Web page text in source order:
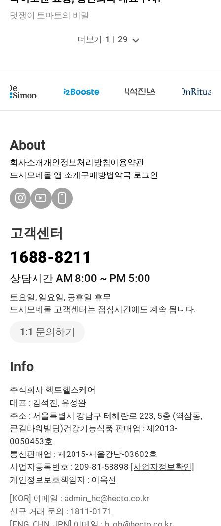
멋쟁이 토마토의 비밀
더보기 1 | 29
About
회사소개개인정보처리방침이용약관
드시모네몰 앱 소개 구매방법약국 로그인
고객센터
1688-8211
상담시간 AM 8:00 ~ PM 5:00
토요일, 일요일, 공휴일 휴무
드시모네몰 고객센터는 점심시간에도 계속 됩니다.
1:1 문의하기
Info
주식회사 헥토헬스케어
대표 : 김석진, 유성완
주소 : 서울특별시 강남구 테헤란로 223, 5층 (역삼동,
큰길타워빌딩)건강기능식품 판매업 : 제2013-
0050453호
통신판매업 : 제2015-서울강남-03602호
사업자등록번호 : 209-81-58898 [사업자정보확인]
개인정보보호책임자 : 이옥선
[KOR] 이메일 : admin_hc@hecto.co.kr
신규 거래 문의 : 1811-0171